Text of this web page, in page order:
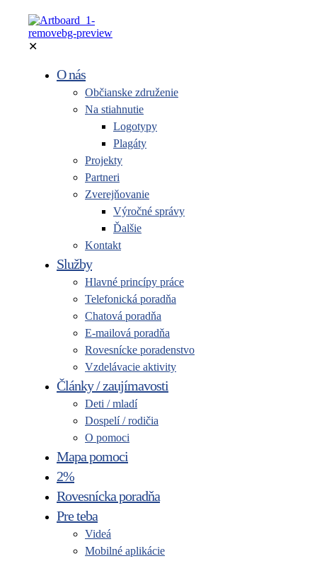
✕
O nás
Občianske združenie
Na stiahnutie
Logotypy
Plagáty
Projekty
Partneri
Zverejňovanie
Výročné správy
Ďalšie
Kontakt
Služby
Hlavné princípy práce
Telefonická poradňa
Chatová poradňa
E-mailová poradňa
Rovesnícke poradenstvo
Vzdelávacie aktivity
Články / zaujímavosti
Deti / mladí
Dospelí / rodičia
O pomoci
Mapa pomoci
2%
Rovesnícka poradňa
Pre teba
Videá
Mobilné aplikácie